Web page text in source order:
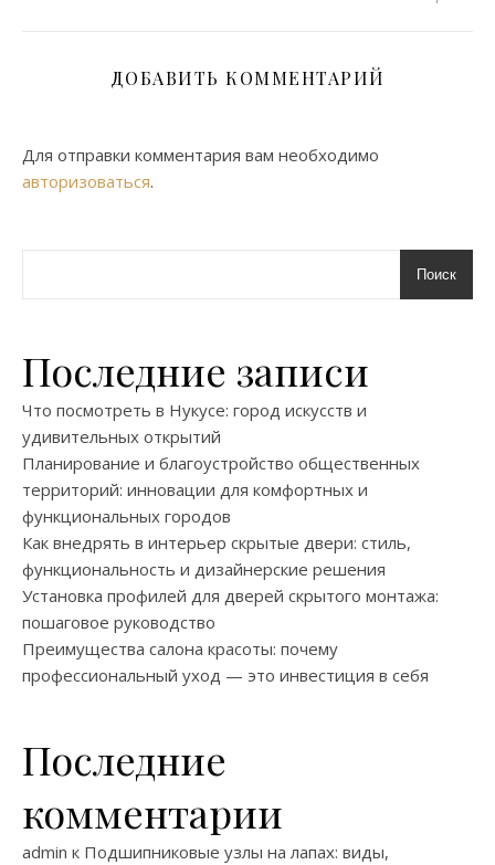
ДОБАВИТЬ КОММЕНТАРИЙ
Для отправки комментария вам необходимо
авторизоваться.
Поиск
Последние записи
Что посмотреть в Нукусе: город искусств и
удивительных открытий
Планирование и благоустройство общественных
территорий: инновации для комфортных и
функциональных городов
Как внедрять в интерьер скрытые двери: стиль,
функциональность и дизайнерские решения
Установка профилей для дверей скрытого монтажа:
пошаговое руководство
Преимущества салона красоты: почему
профессиональный уход — это инвестиция в себя
Последние
комментарии
admin к Подшипниковые узлы на лапах: виды,